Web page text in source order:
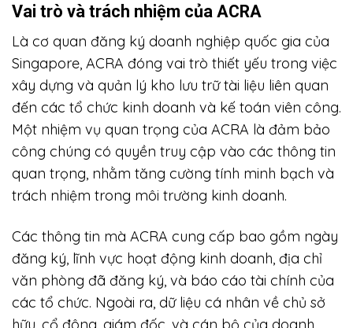
Vai trò và trách nhiệm của ACRA
Là cơ quan đăng ký doanh nghiệp quốc gia của
Singapore, ACRA đóng vai trò thiết yếu trong việc
xây dựng và quản lý kho lưu trữ tài liệu liên quan
đến các tổ chức kinh doanh và kế toán viên công.
Một nhiệm vụ quan trọng của ACRA là đảm bảo
công chúng có quyền truy cập vào các thông tin
quan trọng, nhằm tăng cường tính minh bạch và
trách nhiệm trong môi trường kinh doanh.
Các thông tin mà ACRA cung cấp bao gồm ngày
đăng ký, lĩnh vực hoạt động kinh doanh, địa chỉ
văn phòng đã đăng ký, và báo cáo tài chính của
các tổ chức. Ngoài ra, dữ liệu cá nhân về chủ sở
hữu, cổ đông, giám đốc, và cán bộ của doanh